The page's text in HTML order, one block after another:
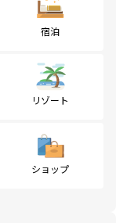
宿泊
リゾート
ショップ